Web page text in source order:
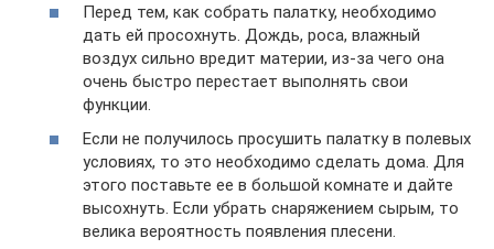
Перед тем, как собрать палатку, необходимо
дать ей просохнуть. Дождь, роса, влажный
воздух сильно вредит материи, из-за чего она
очень быстро перестает выполнять свои
функции.
Если не получилось просушить палатку в полевых
условиях, то это необходимо сделать дома. Для
этого поставьте ее в большой комнате и дайте
высохнуть. Если убрать снаряжением сырым, то
велика вероятность появления плесени.